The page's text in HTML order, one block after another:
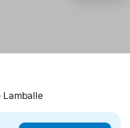
Lamballe